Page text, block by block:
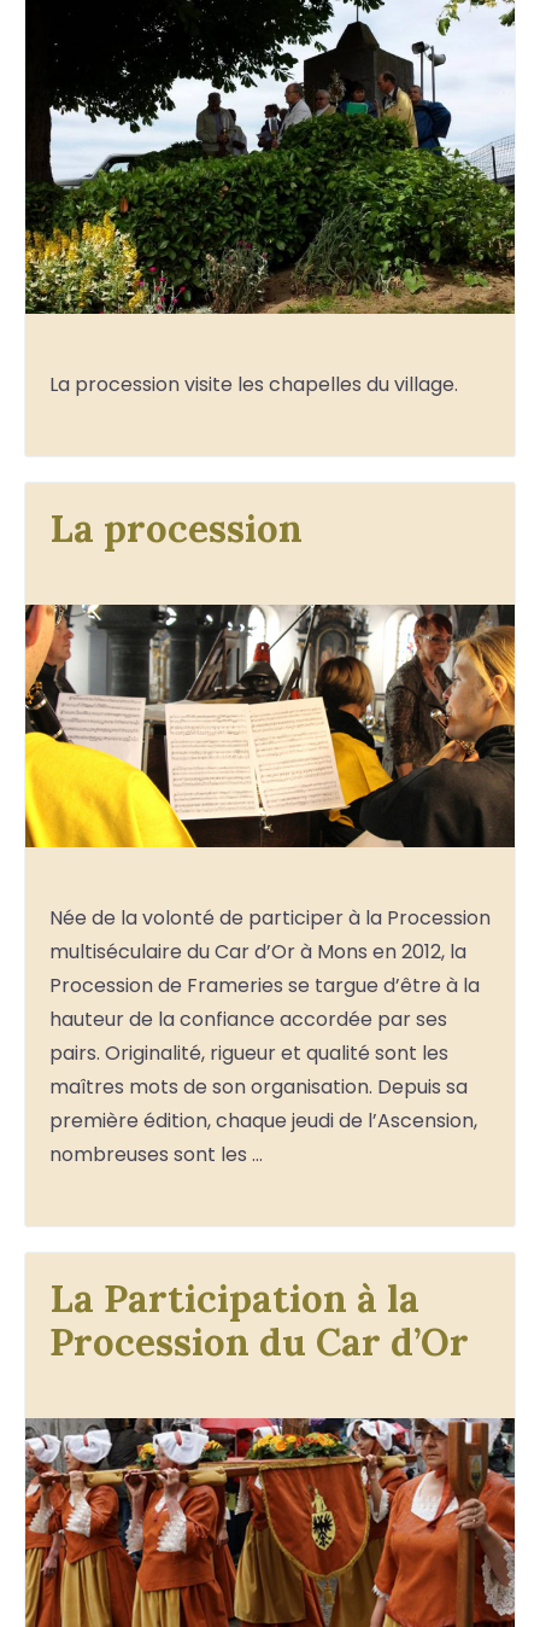
La procession visite les chapelles du village.
La procession
Née de la volonté de participer à la Procession
multiséculaire du Car d’Or à Mons en 2012, la
Procession de Frameries se targue d’être à la
hauteur de la confiance accordée par ses
pairs. Originalité, rigueur et qualité sont les
maîtres mots de son organisation. Depuis sa
première édition, chaque jeudi de l’Ascension,
nombreuses sont les …
La Participation à la
Procession du Car d’Or